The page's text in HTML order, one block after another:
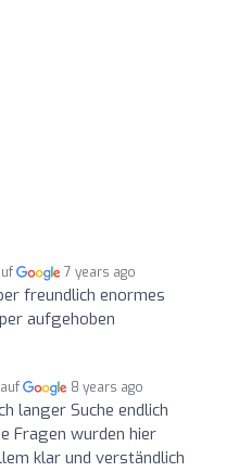
7 years ago
freundlich enormes
aufgehoben
8 years ago
langer Suche endlich
Fragen wurden hier
klar und verständlich